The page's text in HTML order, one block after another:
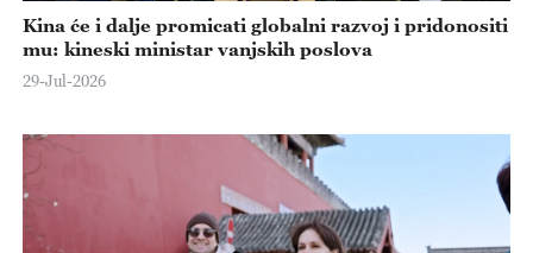
Kina će i dalje promicati globalni razvoj i pridonositi
mu: kineski ministar vanjskih poslova
29-Jul-2026